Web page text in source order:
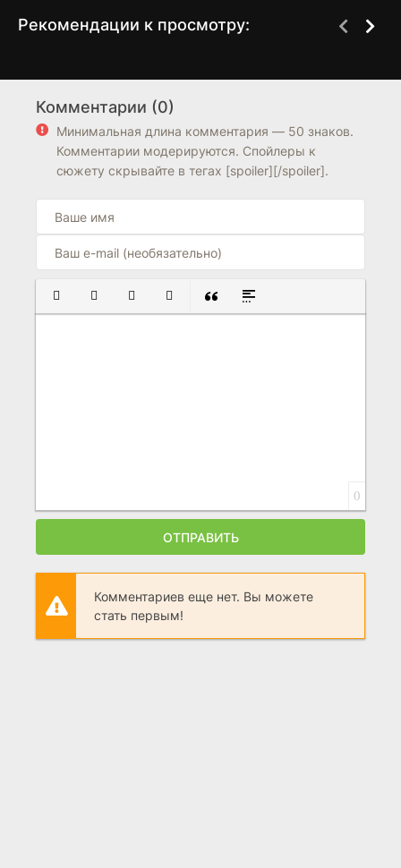
Рекомендации к просмотру:
7.5 6.7
Комментарии (0)
Минимальная длина комментария — 50 знаков.
Комментарии модерируются. Спойлеры к
сюжету скрывайте в тегах [spoiler][/spoiler].
ПОЛУЖИРНЫЙ
КУРСИВПОДЧЕРКНУТЫЙ
ЗАЧЕРКНУТЫЙ
ВСТАВКА ЦИТАТЫ
ВСТАВКА СПОЙЛЕРА
0
ОТПРАВИТЬ
Комментариев еще нет. Вы можете
стать первым!